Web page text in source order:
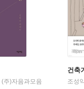
(주)자음과모음
건축
조성